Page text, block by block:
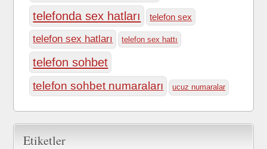
telefonda sex hatları
telefon sex
telefon sex hatları telefon sex hattı
telefon sohbet
telefon sohbet numaraları ucuz numaralar
Etiketler